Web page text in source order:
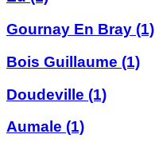
Gournay En Bray (1)
Bois Guillaume (1)
Doudeville (1)
Aumale (1)